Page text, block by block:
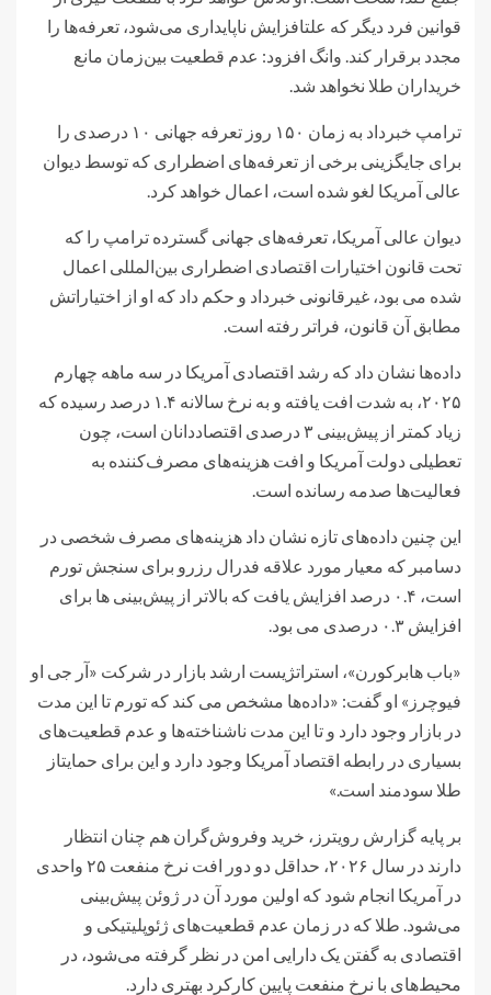
قوانین فرد دیگر که علتافزایش ناپایداری می‌شود، تعرفه‌ها را
مجدد برقرار کند. وانگ افزود: عدم قطعیت بین‌زمان مانع
خریداران طلا نخواهد شد.
ترامپ خبرداد به زمان ۱۵۰ روز تعرفه جهانی ۱۰ درصدی را
برای جایگزینی برخی از تعرفه‌های اضطراری که توسط دیوان
عالی آمریکا لغو شده است، اعمال خواهد کرد.
دیوان عالی آمریکا، تعرفه‌های جهانی گسترده ترامپ را که
تحت قانون اختیارات اقتصادی اضطراری بین‌المللی اعمال
شده می بود، غیرقانونی خبرداد و حکم داد که او از اختیاراتش
مطابق آن قانون، فراتر رفته است.
داده‌ها نشان داد که رشد اقتصادی آمریکا در سه‌ ماهه چهارم
۲۰۲۵، به شدت افت یافته و به نرخ سالانه ۱.۴ درصد رسیده که
زیاد کمتر از پیش‌بینی ۳ درصدی اقتصاددانان است، چون
تعطیلی دولت آمریکا و افت هزینه‌های مصرف‌کننده به
فعالیت‌ها صدمه رسانده است.
این چنین داده‌های تازه نشان داد هزینه‌های مصرف شخصی در
دسامبر که معیار مورد علاقه فدرال رزرو برای سنجش تورم
است، ۰.۴ درصد افزایش یافت که بالاتر از پیش‌بینی ها برای
افزایش ۰.۳ درصدی می بود.
«باب هابرکورن»، استراتژیست ارشد بازار در شرکت «آر جی او
فیوچرز» او گفت: «داده‌ها مشخص می کند که تورم تا این مدت
در بازار وجود دارد و تا این مدت ناشناخته‌ها و عدم قطعیت‌های
بسیاری در رابطه اقتصاد آمریکا وجود دارد و این برای حمایتاز
طلا سودمند است.»
بر پایه گزارش رویترز، خرید وفروش‌گران هم چنان انتظار
دارند در سال ۲۰۲۶، حداقل دو دور افت نرخ منفعت ۲۵ واحدی
در آمریکا انجام شود که اولین مورد آن در ژوئن پیش‌بینی
می‌شود. طلا که در زمان عدم قطعیت‌های ژئوپلیتیکی و
اقتصادی به گفتن یک دارایی امن در نظر گرفته می‌شود، در
محیط‌های با نرخ منفعت پایین کارکرد بهتری دارد.